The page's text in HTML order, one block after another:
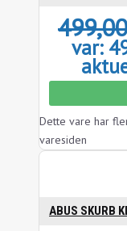
var:
Dette vare har
varesiden
ABUS SKURB